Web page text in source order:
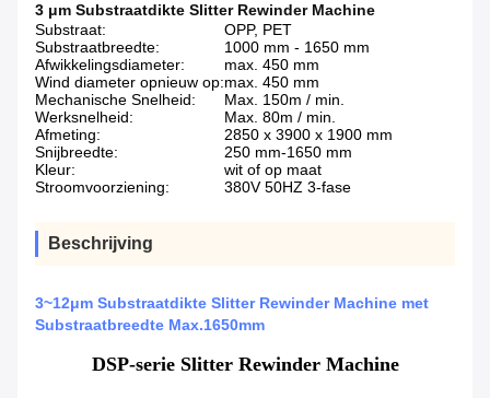
3 μm Substraatdikte Slitter Rewinder Machine
Substraat:
OPP, PET
Substraatbreedte:
1000 mm - 1650 mm
Afwikkelingsdiameter:
max. 450 mm
Wind diameter opnieuw op:max. 450 mm
Mechanische Snelheid:
Max. 150m / min.
Werksnelheid:
Max. 80m / min.
Afmeting:
2850 x 3900 x 1900 mm
Snijbreedte:
250 mm-1650 mm
Kleur:
wit of op maat
Stroomvoorziening:
380V 50HZ 3-fase
Beschrijving
3~12μm Substraatdikte Slitter Rewinder Machine met
Substraatbreedte Max.1650mm
DSP-serie Slitter Rewinder Machine